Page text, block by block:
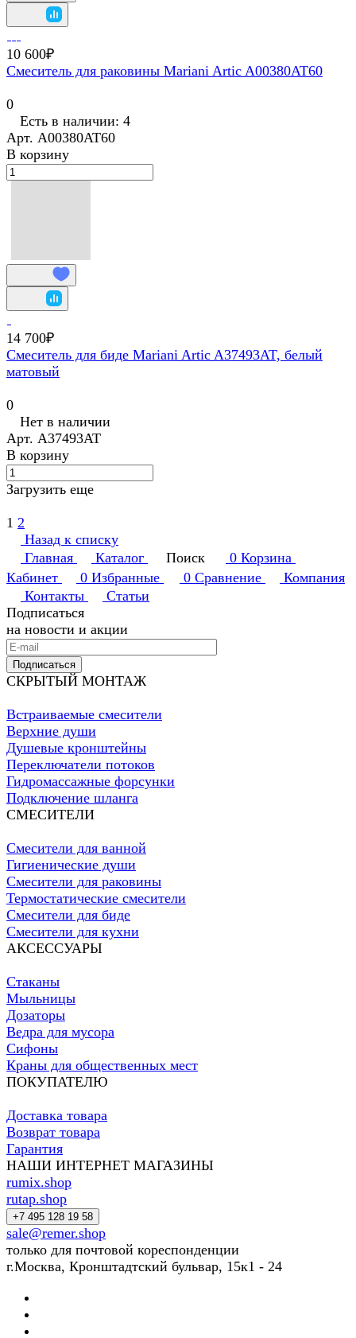
10 600₽
Смеситель для раковины Mariani Artic A00380AT60
0
Есть в наличии: 4
Арт. A00380AT60
В корзину
14 700₽
Смеситель для биде Mariani Artic A37493AT, белый
матовый
0
Нет в наличии
Арт. A37493AT
В корзину
Загрузить еще
1 2
Назад к списку
Главная
Каталог Поиск 0 Корзина
Кабинет
0 Избранные 0 Сравнение
Компания
Контакты
Статьи
Подписаться
на новости и акции
Подписаться
СКРЫТЫЙ МОНТАЖ
Встраиваемые смесители
Верхние души
Душевые кронштейны
Переключатели потоков
Гидромассажные форсунки
Подключение шланга
СМЕСИТЕЛИ
Смесители для ванной
Гигиенические души
Смесители для раковины
Термостатические смесители
Смесители для биде
Смесители для кухни
АКСЕССУАРЫ
Стаканы
Мыльницы
Дозаторы
Ведра для мусора
Сифоны
Краны для общественных мест
ПОКУПАТЕЛЮ
Доставка товара
Возврат товара
Гарантия
НАШИ ИНТЕРНЕТ МАГАЗИНЫ
rumix.shop
rutap.shop
+7 495 128 19 58
sale@remer.shop
только для почтовой кореспонденции
г.Москва, Кронштадтский бульвар, 15к1 - 24